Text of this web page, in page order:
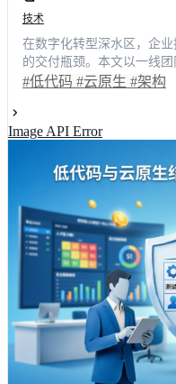
技术
在数字化转型深水区，企
的交付瓶颈。本文以一线
合如何彻底重塑现代企业
落地的平滑迁移路径，帮
#低代码 #云原生 #架构
Image API Error